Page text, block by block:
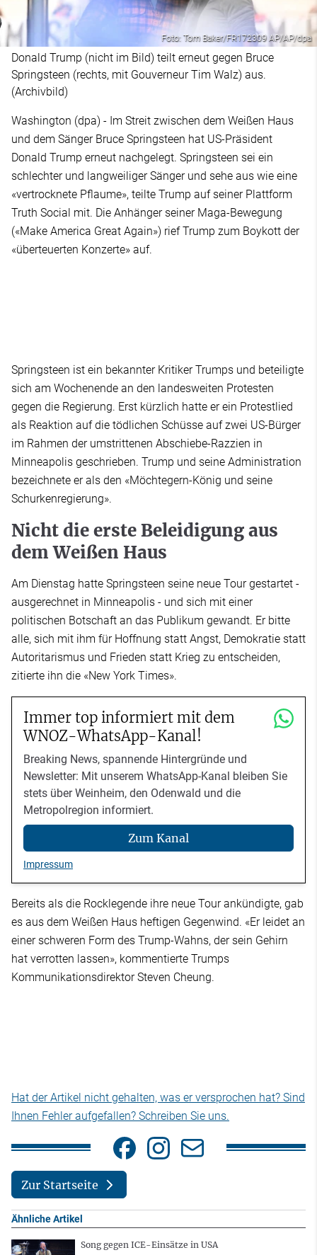
Foto: Tom Baker/FR172309 AP/AP/dpa
Donald Trump (nicht im Bild) teilt erneut gegen Bruce
Springsteen (rechts, mit Gouverneur Tim Walz) aus.
(Archivbild)
Washington (dpa) - Im Streit zwischen dem Weißen Haus
und dem Sänger Bruce Springsteen hat US-Präsident
Donald Trump erneut nachgelegt. Springsteen sei ein
schlechter und langweiliger Sänger und sehe aus wie eine
«vertrocknete Pflaume», teilte Trump auf seiner Plattform
Truth Social mit. Die Anhänger seiner Maga-Bewegung
(«Make America Great Again») rief Trump zum Boykott der
«überteuerten Konzerte» auf.
Springsteen ist ein bekannter Kritiker Trumps und beteiligte
sich am Wochenende an den landesweiten Protesten
gegen die Regierung. Erst kürzlich hatte er ein Protestlied
als Reaktion auf die tödlichen Schüsse auf zwei US-Bürger
im Rahmen der umstrittenen Abschiebe-Razzien in
Minneapolis geschrieben. Trump und seine Administration
bezeichnete er als den «Möchtegern-König und seine
Schurkenregierung».
Nicht die erste Beleidigung aus
dem Weißen Haus
Am Dienstag hatte Springsteen seine neue Tour gestartet -
ausgerechnet in Minneapolis - und sich mit einer
politischen Botschaft an das Publikum gewandt. Er bitte
alle, sich mit ihm für Hoffnung statt Angst, Demokratie statt
Autoritarismus und Frieden statt Krieg zu entscheiden,
zitierte ihn die «New York Times».
Immer top informiert mit dem
WNOZ-WhatsApp-Kanal!
Breaking News, spannende Hintergründe und
Newsletter: Mit unserem WhatsApp-Kanal bleiben Sie
stets über Weinheim, den Odenwald und die
Metropolregion informiert.
Zum Kanal
Impressum
Bereits als die Rocklegende ihre neue Tour ankündigte, gab
es aus dem Weißen Haus heftigen Gegenwind. «Er leidet an
einer schweren Form des Trump-Wahns, der sein Gehirn
hat verrotten lassen», kommentierte Trumps
Kommunikationsdirektor Steven Cheung.
Hat der Artikel nicht gehalten, was er versprochen hat? Sind
Ihnen Fehler aufgefallen? Schreiben Sie uns.
Zur Startseite
Ähnliche Artikel
Song gegen ICE-Einsätze in USA